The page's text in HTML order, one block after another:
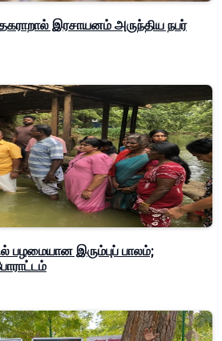
இரசாயனம் அருந்திய நபர்
பழமையான இரும்புப் பாலம்;